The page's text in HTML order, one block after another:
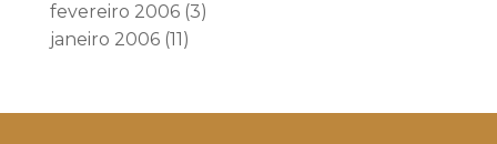
fevereiro 2006(3)
janeiro 2006(11)